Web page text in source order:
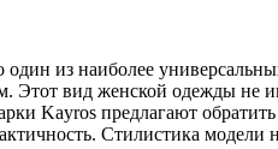
один из наиболее
Этот вид женской одежды не
Kayros предлагают
Стилистика модели